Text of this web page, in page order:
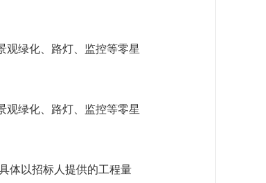
观绿化、路灯、监控等零星
观绿化、路灯、监控等零星
体以招标人提供的工程量